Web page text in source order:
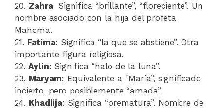
20. Zahra: Significa “brillante”, “floreciente”. Un
nombre asociado con la hija del profeta
Mahoma.
21. Fatima: Significa “la que se abstiene”. Otra
importante figura religiosa.
22. Aylin: Significa “halo de la luna”.
23. Maryam: Equivalente a “María”, significado
incierto, pero posiblemente “amada”.
24. Khadiija: Significa “prematura”. Nombre de